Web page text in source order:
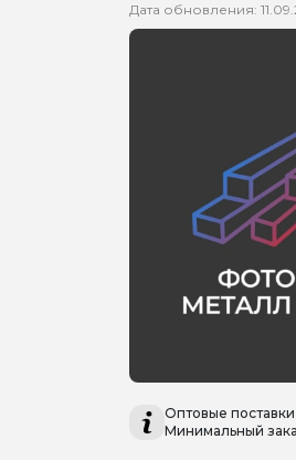
Дата обновления:
Оптовые
Минимальный